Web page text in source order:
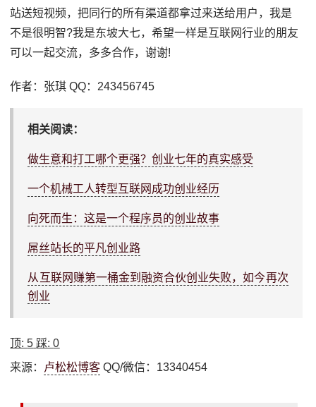
站送短视频，把同行的所有渠道都拿过来送给用户，我是
不是很明智?我是东坡大七，希望一样是互联网行业的朋友
可以一起交流，多多合作，谢谢!
作者：张琪 QQ：243456745
相关阅读：
做生意和打工哪个更强？创业七年的真实感受
一个机械工人转型互联网成功创业经历
向死而生：这是一个程序员的创业故事
屌丝站长的平凡创业路
从互联网赚第一桶金到融资合伙创业失败，如今再次
创业
顶:5 踩:0
来源： 卢松松博客 QQ/微信：13340454